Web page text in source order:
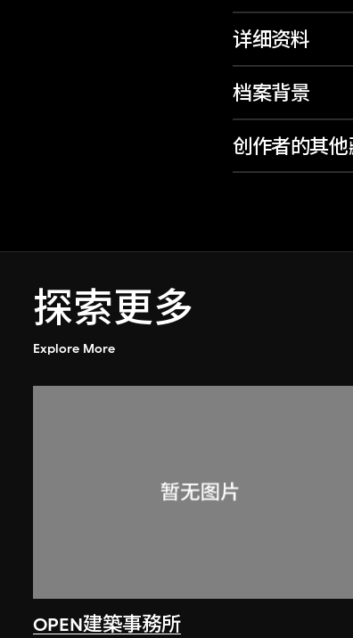
详细资料
档案背景
创作者的其他
探索更多
Explore More
OPEN建築事務所